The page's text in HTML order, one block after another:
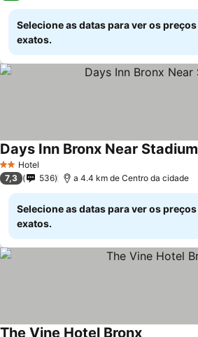
Selecione as datas para ver os preços
exatos.
2 Estrelas
Hotel
Days Inn Bronx Near Stadium
7,3 536 a 4.4 km de Centro da cidade
Selecione as datas para ver os preços
exatos.
The Vine Hotel Bronx